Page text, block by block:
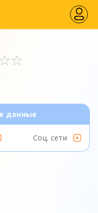
данные
Соц. сети